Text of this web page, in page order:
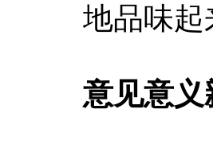
地品味起
意见意